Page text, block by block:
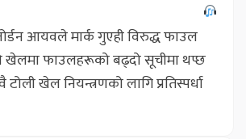
आयवले मार्क गुएही विरुद्ध फाउल
फाउलहरूको बढ्दो सूचीमा थप्छ
खेल नियन्त्रणको लागि प्रतिस्पर्धा